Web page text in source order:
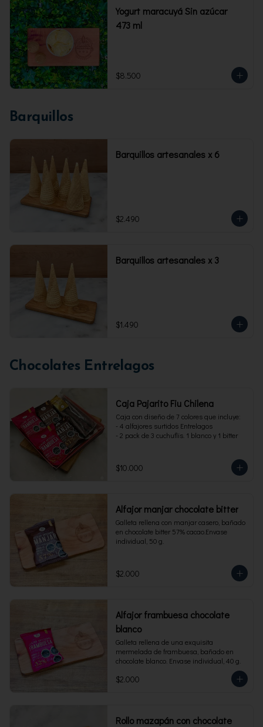
Yogurt maracuyá Sin azúcar
473 ml
$8.500
Barquillos
Barquillos artesanales x 6
$2.490
Barquillos artesanales x 3
$1.490
Chocolates Entrelagos
Caja Pajarito Fiu Chilena
Caja con diseño de 7 colores que incluye:
- 4 alfajores surtidos Entrelagos
- 2 pack de 3 cuchuflis. 1 blanco y 1 bitter
$10.000
Alfajor manjar chocolate bitter
Galleta rellena con manjar casero, bañado
en chocolate bitter 57% cacao.Envase
individual, 50 g.
$2.000
Alfajor frambuesa chocolate
blanco
Galleta rellena de una exquisita
mermelada de frambuesa, bañado en
chocolate blanco. Envase individual, 40 g.
$2.000
Rollo mazapán con chocolate